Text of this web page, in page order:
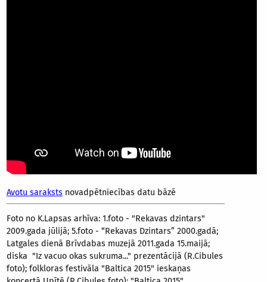
Avotu saraksts novadpētniecības datu bāzē
Foto no K.Lapsas arhīva: 1.foto - "Rekavas dzintars"
2009.gada jūlijā; 5.foto - “Rekavas Dzintars” 2000.gadā;
Latgales dienā Brīvdabas muzejā 2011.gada 15.maijā;
diska "Iz vacuo okas sukruma..." prezentācijā (R.Cibules
foto); folkloras festivāla "Baltica 2015" ieskaņas